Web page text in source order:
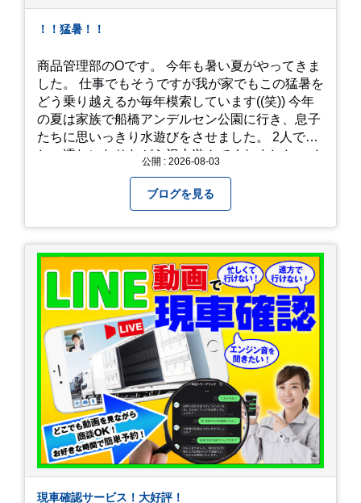
！！猛暑！！
商品管理部のOです。 今年も暑い夏がやってきま
した。 仕事でもそうですが我が家でもこの猛暑を
どう乗り越えるか毎年模索しています((笑)) 今年
の夏は家族で船橋アンデルセン公園に行き、息子
たちに思いっきり水遊びをさせました。 2人でび
しょ濡れになりながら沢山遊んでくれました。 さ
みようと思います。
公開 : 2026-08-03
ブログを見る
現車確認サービス！大好評！